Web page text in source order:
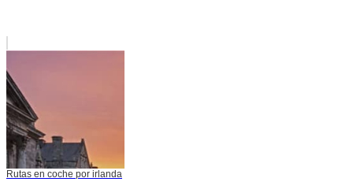
Rutas en coche por irlanda